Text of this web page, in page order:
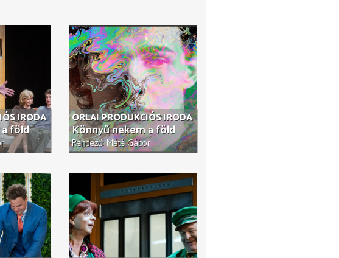
IRODA
föld
ORLAI PRODUKCIÓS IRODA
Könnyű nekem a föld
Rendező Máté Gábor